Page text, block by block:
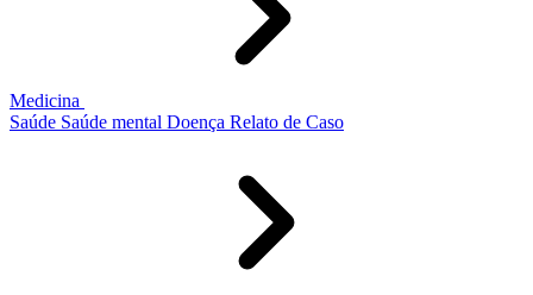
Medicina
Saúde Saúde mental Doença Relato de Caso